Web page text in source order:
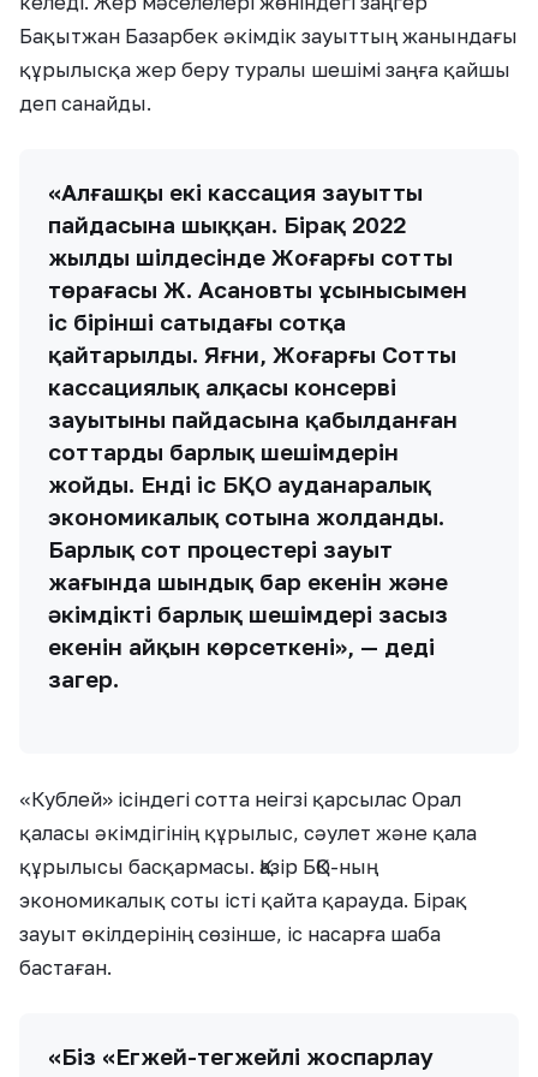
Бақытжан Базарбек әкімдік зауыттың жанындағы
құрылысқа жер беру туралы шешімі заңға қайшы
деп санайды.
«Алғашқы екі кассация зауыттың
пайдасына шыққан. Бірақ 2022
жылдың шілдесінде Жоғарғы соттың
төрағасы Ж. Асановтың ұсынысымен
іс бірінші сатыдағы сотқа
қайтарылды. Яғни, Жоғарғы Соттың
кассациялық алқасы консерві
зауытының пайдасына қабылданған
соттардың барлық шешімдерін
жойды. Енді іс БҚО ауданаралық
экономикалық сотына жолданды.
Барлық сот процестері зауыт
жағында шындық бар екенін және
әкімдіктің барлық шешімдері заңсыз
екенін айқын көрсеткені», — деді
заңгер.
«Кублей» ісіндегі сотта неігзі қарсылас Орал
қаласы әкімдігінің құрылыс, сәулет және қала
құрылысы басқармасы. Қазір БҚО-ның
экономикалық соты істі қайта қарауда. Бірақ
зауыт өкілдерінің сөзінше, іс насарға шаба
бастаған.
«Біз «Егжей-тегжейлі жоспарлау